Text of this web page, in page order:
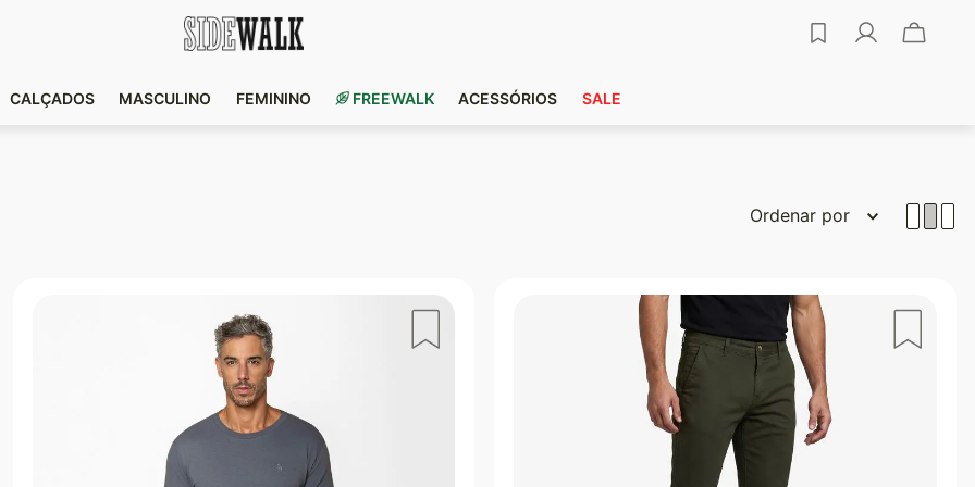
CALÇADOS MASCULINO FEMININO FREEWALK ACESSÓRIOS SALE
Ordenar por